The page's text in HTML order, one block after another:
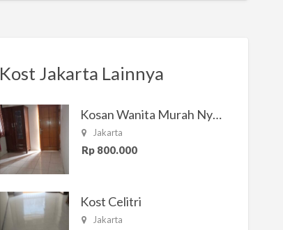
Kost Jakarta Lainnya
Kosan Wanita Murah Nyaman di Jakarta Selatan
Jakarta
Rp 800.000
Kost Celitri
Jakarta